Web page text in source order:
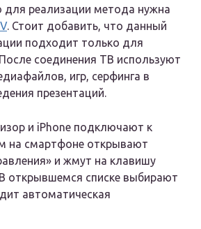
для реализации метода нужна
. Стоит добавить, что данный
подходит только для
соединения ТВ используют
игр, серфинга в
презентаций.
и iPhone подключают к
на смартфоне открывают
и жмут на клавишу
открывшемся списке выбирают
автоматическая